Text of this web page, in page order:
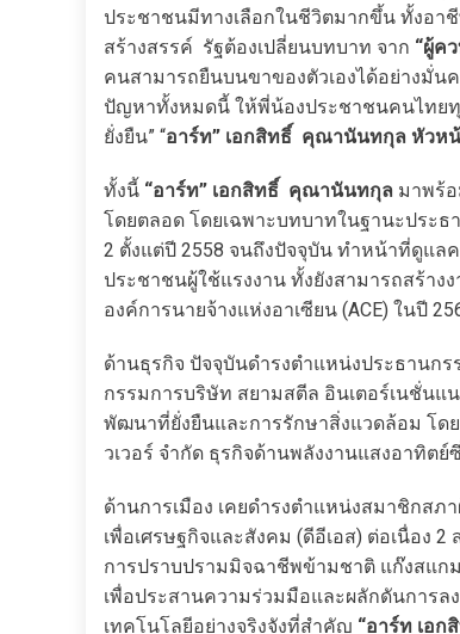
ประชาชนมีทางเลือกในชีวิตมากขึ้น ทั้งอา
สร้างสรรค์ รัฐต้องเปลี่ยนบทบาท จาก “ผู้ค
คนสามารถยืนบนขาของตัวเองได้อย่างมั่น
ปัญหาทั้งหมดนี้ ให้พี่น้องประชาชนคนไทย
ยั่งยืน” “อาร์ท” เอกสิทธิ์ คุณานันทกุล หัวห
ทั้งนี้ “อาร์ท” เอกสิทธิ์ คุณานันทกุล มาพร้
โดยตลอด โดยเฉพาะบทบาทในฐานะประธ
2 ตั้งแต่ปี 2558 จนถึงปัจจุบัน ทำหน้าที่ดูแล
ประชาชนผู้ใช้แรงงาน ทั้งยังสามารถสร้าง
องค์การนายจ้างแห่งอาเซียน (ACE) ในปี
ด้านธุรกิจ ปัจจุบันดำรงตำแหน่งประธานก
กรรมการบริษัท สยามสตีล อินเตอร์เนชั่น
พัฒนาที่ยั่งยืนและการรักษาสิ่งแวดล้อม โด
วเวอร์ จำกัด ธุรกิจด้านพลังงานแสงอาทิต
ด้านการเมือง เคยดำรงตำแหน่งสมาชิกส
เพื่อเศรษฐกิจและสังคม (ดีอีเอส) ต่อเนื่อง
การปราบปรามมิจฉาชีพข้ามชาติ แก๊งสแก
เพื่อประสานความร่วมมือและผลักดันการ
เทคโนโลยีอย่างจริงจังที่สำคัญ “อาร์ท เอก